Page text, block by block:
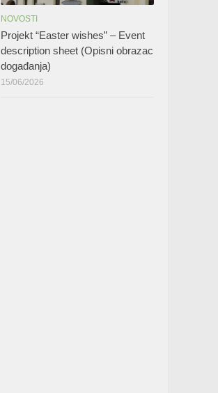
NOVOSTI
Projekt “Easter wishes” – Event
description sheet (Opisni obrazac
događanja)
15/06/2026